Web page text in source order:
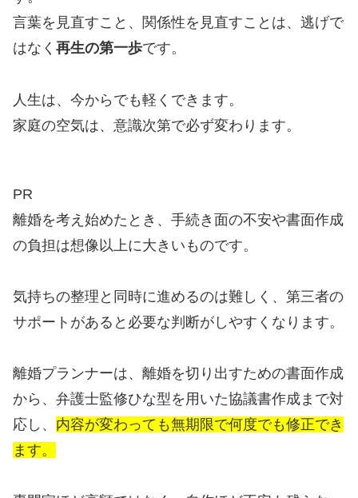
言葉を見直すこと、関係性を見直すことは、逃げで
はなく 再生の第一歩です。
人生は、今からでも軽くできます。
家庭の空気は、意識次第で必ず変わります。
PR
離婚を考え始めたとき、手続き面の不安や書面作成
の負担は想像以上に大きいものです。
気持ちの整理と同時に進めるのは難しく、第三者の
サポートがあると必要な判断がしやすくなります。
離婚プランナーは、離婚を切り出すための書面作成
から、弁護士監修ひな型を用いた協議書作成まで対
応し、 内容が変わっても無期限で何度でも修正でき
ます。